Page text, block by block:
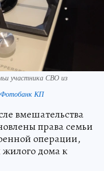
участника СВО из
КП
вмешательства
права семьи
операции,
дома к